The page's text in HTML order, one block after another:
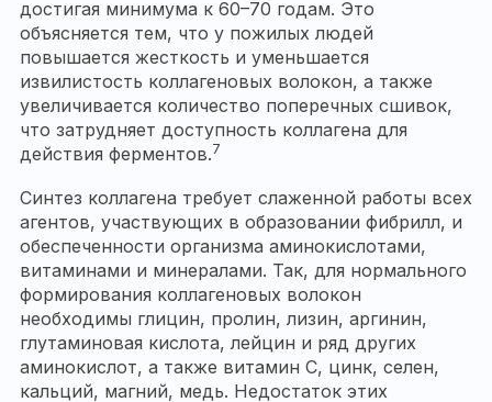
достигая минимума к 60–70 годам. Это
объясняется тем, что у пожилых людей
повышается жесткость и уменьшается
извилистость коллагеновых волокон, а также
увеличивается количество поперечных сшивок,
что затрудняет доступность коллагена для
действия ферментов.7
Синтез коллагена требует слаженной работы всех
агентов, участвующих в образовании фибрилл, и
обеспеченности организма аминокислотами,
витаминами и минералами. Так, для нормального
формирования коллагеновых волокон
необходимы глицин, пролин, лизин, аргинин,
глутаминовая кислота, лейцин и ряд других
аминокислот, а также витамин C, цинк, селен,
кальций, магний, медь. Недостаток этих